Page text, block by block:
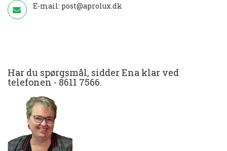
E-mail: post@aprolux.dk
Har du spørgsmål, sidder Ena klar ved
telefonen - 8611 7566.